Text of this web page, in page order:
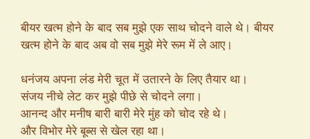
बीयर खत्म होने के बाद सब मुझे एक साथ चोदने वाले थे। बीयर
खत्म होने के बाद अब वो सब मुझे मेरे रूम में ले आए।
धनंजय अपना लंड मेरी चूत में उतारने के लिए तैयार था।
संजय नीचे लेट कर मुझे पीछे से चोदने लगा।
आनन्द और मनीष बारी बारी मेरे मुंह को चोद रहे थे।
और विभोर मेरे बूब्स से खेल रहा था।